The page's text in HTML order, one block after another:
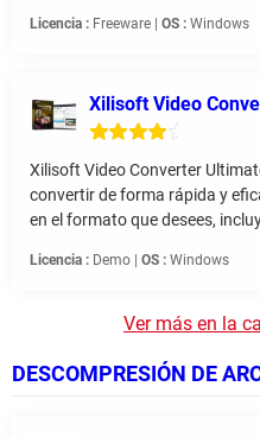
Licencia : Freeware | OS : Windows
Xilisoft Video
Xilisoft Video Converter
convertir de forma rápida y
en el formato que desees,
Licencia : Demo | OS : Windows
Ver más en la
DESCOMPRESIÓN DE